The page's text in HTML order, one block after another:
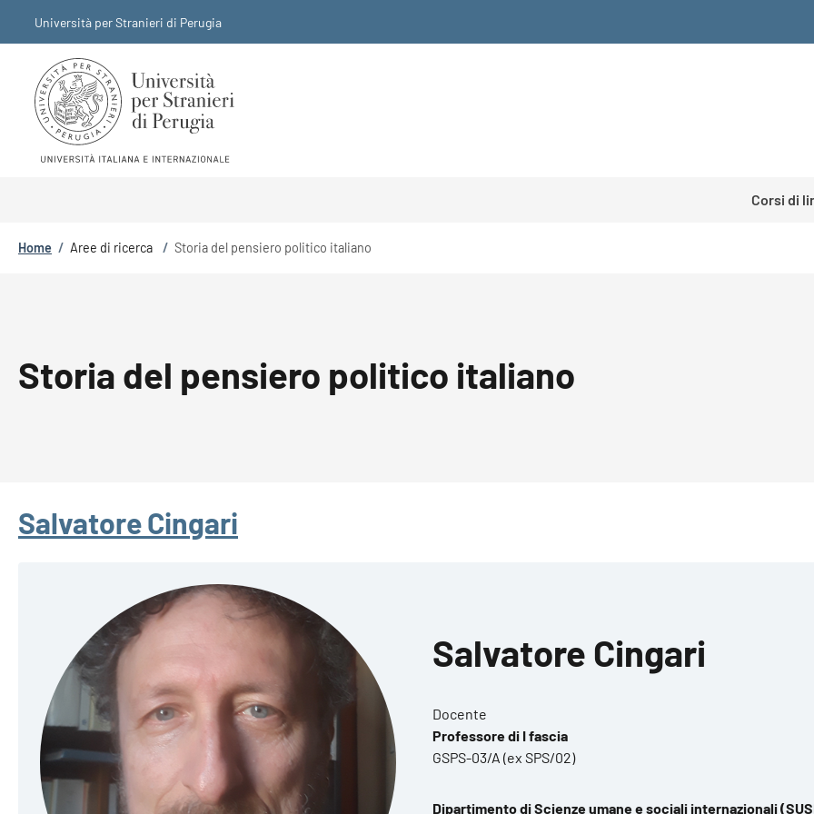
Università per Stranieri di Perugia
Corsi di
Briciole di pane
Home / Aree di ricerca / Storia del pensiero politico italiano
Storia del pensiero politico italiano
Salvatore Cingari
Salvatore Cingari
Docente
Professore di I fascia
GSPS-03/A (ex SPS/02)
Dipartimento di Scienze umane e sociali internazionali